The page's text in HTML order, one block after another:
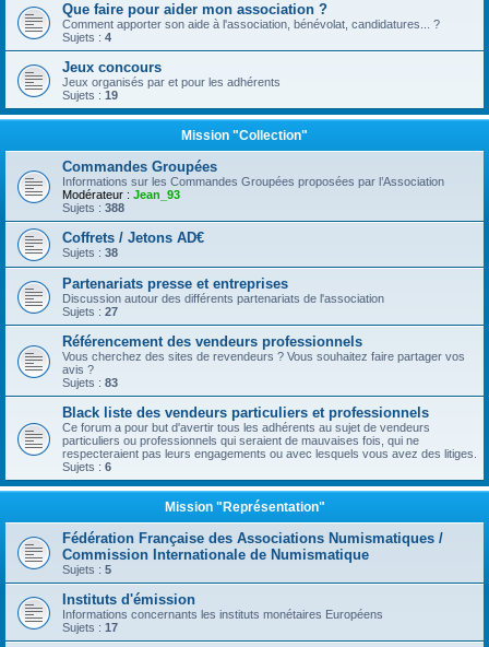
Que faire pour aider mon association ?
Comment apporter son aide à l'association, bénévolat, candidatures... ?
Sujets : 4
Jeux concours
Jeux organisés par et pour les adhérents
Sujets : 19
Mission "Collection"
Commandes Groupées
Informations sur les Commandes Groupées proposées par l’Association
Modérateur : Jean_93
Sujets : 388
Coffrets / Jetons AD€
Sujets : 38
Partenariats presse et entreprises
Discussion autour des différents partenariats de l'association
Sujets : 27
Référencement des vendeurs professionnels
Vous cherchez des sites de revendeurs ? Vous souhaitez faire partager vos
avis ?
Sujets : 83
Black liste des vendeurs particuliers et professionnels
Ce forum a pour but d'avertir tous les adhérents au sujet de vendeurs
particuliers ou professionnels qui seraient de mauvaises fois, qui ne
respecteraient pas leurs engagements ou avec lesquels vous avez des litiges.
Sujets : 6
Mission "Représentation"
Fédération Française des Associations Numismatiques /
Commission Internationale de Numismatique
Sujets : 5
Instituts d'émission
Informations concernants les instituts monétaires Européens
Sujets : 17